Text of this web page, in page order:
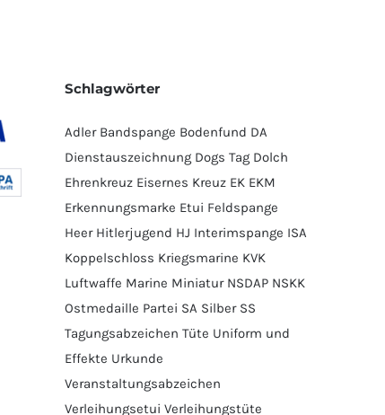
Schlagwörter
Adler Bandspange Bodenfund DA
Dienstauszeichnung Dogs Tag Dolch
Ehrenkreuz Eisernes Kreuz EK EKM
Erkennungsmarke Etui Feldspange
Heer Hitlerjugend HJ Interimspange ISA
Koppelschloss Kriegsmarine KVK
Luftwaffe Marine Miniatur NSDAP NSKK
Ostmedaille Partei SA Silber SS
Tagungsabzeichen Tüte Uniform und
Effekte Urkunde
Veranstaltungsabzeichen
Verleihungsetui Verleihungstüte